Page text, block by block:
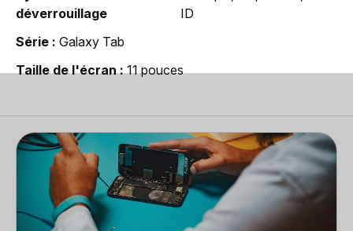
déverrouillage
ID
Série
Galaxy Tab
Taille de l'écran
11 pouces